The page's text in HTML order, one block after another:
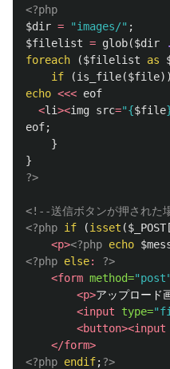
<?php
$dir = "images/" ;
$filelist = glob($dir .
foreach
($filelist as
if
(is_file($file))
echo <<< eof
<li><img src="{$file
eof;
}
}
?>
<!--送信ボタンが押された
<?php if (isset ($_POST [
<p><?php echo
<?php else:
?>
<form method="post"
<p>アップロード
<input
type=
<button><input
</form>
<?php endif;?>